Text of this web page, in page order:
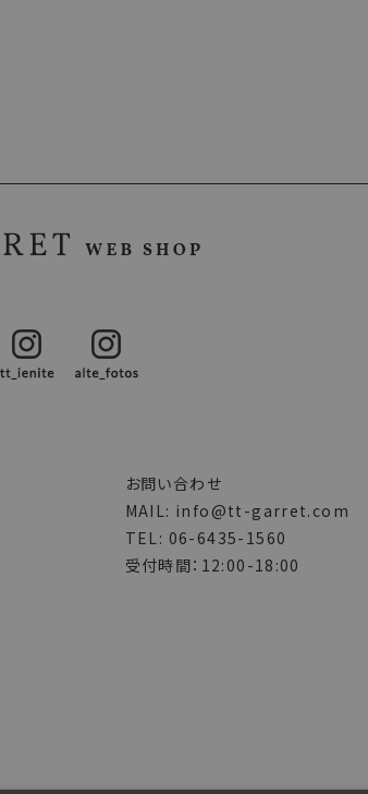
お問い合わせ
MAIL: info@tt-garret.com
TEL: 06-6435-1560
受付時間：12:00-18:00